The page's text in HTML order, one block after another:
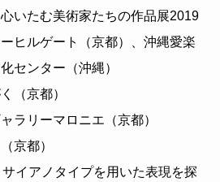
いたむ美術家たちの作品展2019
ヒルゲート（京都）、沖縄愛楽
センター（沖縄）
（京都）
ラリーマロニエ（京都）
京都）
サイアノタイプを用いた表現を探